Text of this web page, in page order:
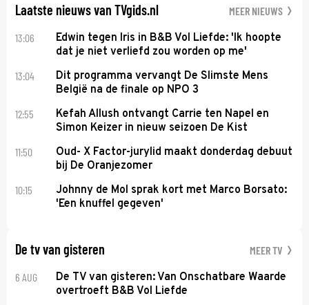
Laatste nieuws van TVgids.nl MEER NIEUWS
13:06
Edwin tegen Iris in B&B Vol Liefde: 'Ik hoopte
dat je niet verliefd zou worden op me'
13:04
Dit programma vervangt De Slimste Mens
België na de finale op NPO 3
12:55
Kefah Allush ontvangt Carrie ten Napel en
Simon Keizer in nieuw seizoen De Kist
11:50
Oud- X Factor-jurylid maakt donderdag debuut
bij De Oranjezomer
10:15
Johnny de Mol sprak kort met Marco Borsato:
'Een knuffel gegeven'
De tv van gisteren MEER TV
6 AUG
De TV van gisteren: Van Onschatbare Waarde
overtroeft B&B Vol Liefde